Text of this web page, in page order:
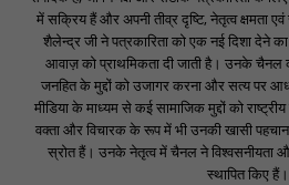
में सक्रिय हैं और अपनी तीव्र दृष्टि, नेतृत्व क्षमता
शैलेन्द्र जी ने पत्रकारिता को एक नई दिशा देने
आवाज़ को प्राथमिकता दी जाती है। उनके चैनल
जनहित के मुद्दों को उजागर करना और सत्य पर
मीडिया के माध्यम से कई सामाजिक मुद्दों को
वक्ता और विचारक के रूप में भी उनकी खासी
स्रोत हैं। उनके नेतृत्व में चैनल ने विश्वसनीयता
स्थापित किए हैं।